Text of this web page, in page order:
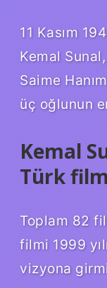
11 Kasım
Kemal
Saime
üç oğlunun
Kemal
Türk
Toplam 82
filmi 1999
vizyona